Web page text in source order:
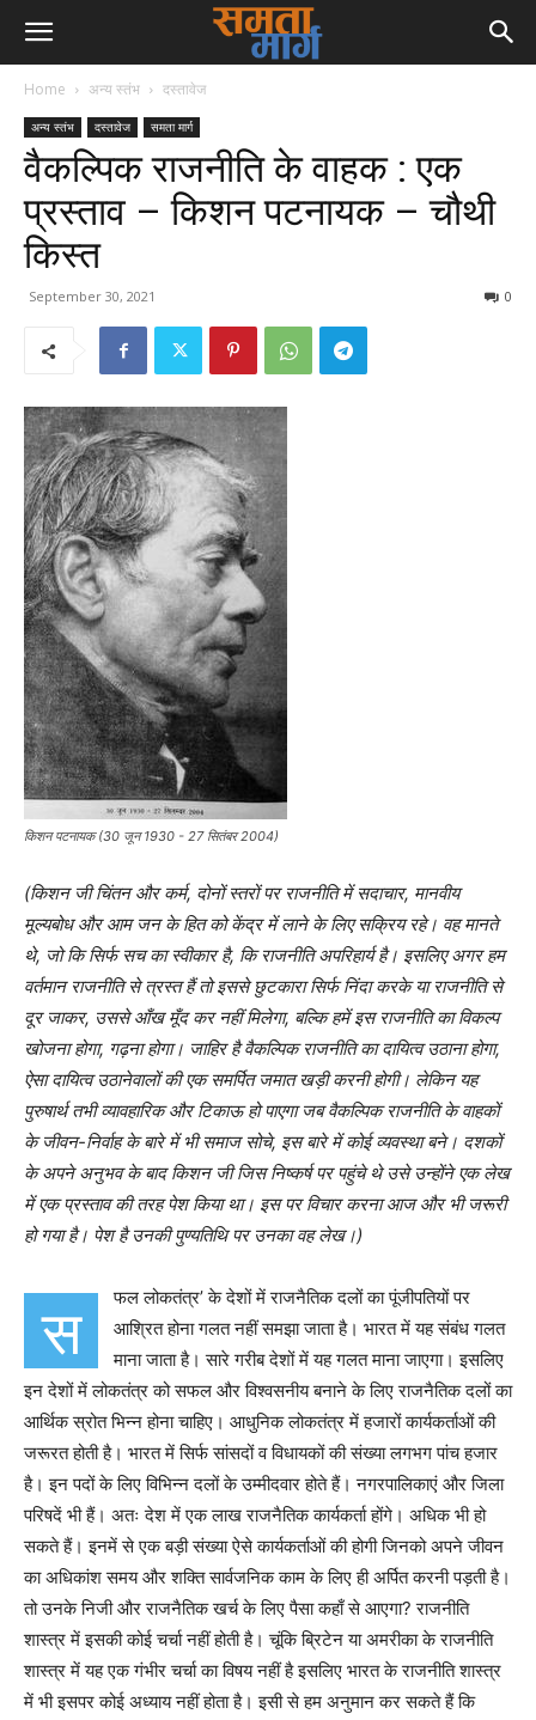
Home अन्य स्तंभ दस्तावेज
अन्य स्तंभ दस्तावेज समता मार्ग
वैकल्पिक राजनीति के वाहक : एक
प्रस्ताव – किशन पटनायक – चौथी
किस्त
September 30, 2021 0
किशन पटनायक (30 जून 1930 - 27 सितंबर 2004)
(किशन जी चिंतन और कर्म, दोनों स्तरों पर राजनीति में सदाचार, मानवीय
मूल्यबोध और आम जन के हित को केंद्र में लाने के लिए सक्रिय रहे। वह मानते
थे, जो कि सिर्फ सच का स्वीकार है, कि राजनीति अपरिहार्य है। इसलिए अगर हम
वर्तमान राजनीति से त्रस्त हैं तो इससे छुटकारा सिर्फ निंदा करके या राजनीति से
दूर जाकर, उससे आँख मूँद कर नहीं मिलेगा, बल्कि हमें इस राजनीति का विकल्प
खोजना होगा, गढ़ना होगा। जाहिर है वैकल्पिक राजनीति का दायित्व उठाना होगा,
ऐसा दायित्व उठानेवालों की एक समर्पित जमात खड़ी करनी होगी। लेकिन यह
पुरुषार्थ तभी व्यावहारिक और टिकाऊ हो पाएगा जब वैकल्पिक राजनीति के वाहकों
के जीवन-निर्वाह के बारे में भी समाज सोचे, इस बारे में कोई व्यवस्था बने। दशकों
के अपने अनुभव के बाद किशन जी जिस निष्कर्ष पर पहुंचे थे उसे उन्होंने एक लेख
में एक प्रस्ताव की तरह पेश किया था। इस पर विचार करना आज और भी जरूरी
हो गया है। पेश है उनकी पुण्यतिथि पर उनका वह लेख।)
स फल लोकतंत्र’के देशों में राजनैतिक दलों का पूंजीपतियों पर
आश्रित होना गलत नहीं समझा जाता है। भारत में यह संबंध गलत
माना जाता है। सारे गरीब देशों में यह गलत माना जाएगा। इसलिए
इन देशों में लोकतंत्र को सफल और विश्वसनीय बनाने के लिए राजनैतिक दलों का
आर्थिक स्रोत भिन्न होना चाहिए। आधुनिक लोकतंत्र में हजारों कार्यकर्ताओं की
जरूरत होती है। भारत में सिर्फ सांसदों व विधायकों की संख्या लगभग पांच हजार
है। इन पदों के लिए विभिन्न दलों के उम्मीदवार होते हैं। नगरपालिकाएं और जिला
परिषदें भी हैं। अतः देश में एक लाख राजनैतिक कार्यकर्ता होंगे। अधिक भी हो
सकते हैं। इनमें से एक बड़ी संख्या ऐसे कार्यकर्ताओं की होगी जिनको अपने जीवन
का अधिकांश समय और शक्ति सार्वजनिक काम के लिए ही अर्पित करनी पड़ती है।
तो उनके निजी और राजनैतिक खर्च के लिए पैसा कहाँ से आएगा? राजनीति
शास्त्र में इसकी कोई चर्चा नहीं होती है। चूंकि ब्रिटेन या अमरीका के राजनीति
शास्त्र में यह एक गंभीर चर्चा का विषय नहीं है इसलिए भारत के राजनीति शास्त्र
में भी इसपर कोई अध्याय नहीं होता है। इसी से हम अनुमान कर सकते हैं कि